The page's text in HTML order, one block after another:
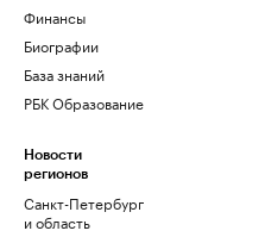
Финансы
Биографии
База знаний
РБК Образование
Новости
регионов
Санкт-Петербург
и область